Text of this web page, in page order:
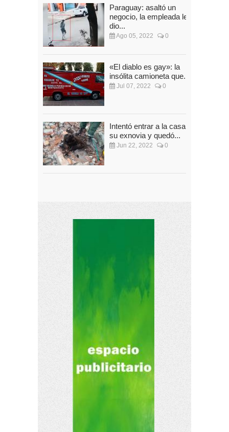
Paraguay: asaltó un
negocio, la empleada le
dio...
Ago 05, 2022 0
«El diablo es gay»: la
insólita camioneta que...
Jul 07, 2022 0
Intentó entrar a la casa de
su exnovia y quedó...
Jun 22, 2022 0